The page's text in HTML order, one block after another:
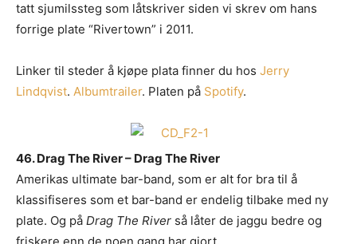
tatt sjumilssteg som låtskriver siden vi skrev om hans
forrige plate “Rivertown” i 2011.
Linker til steder å kjøpe plata finner du hos Jerry
Lindqvist. Albumtrailer. Platen på Spotify.
46. Drag The River – Drag The River
Amerikas ultimate bar-band, som er alt for bra til å
klassifiseres som et bar-band er endelig tilbake med ny
plate. Og på Drag The River så låter de jaggu bedre og